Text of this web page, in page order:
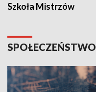
Szkoła Mistrzów
SPOŁECZEŃSTWO